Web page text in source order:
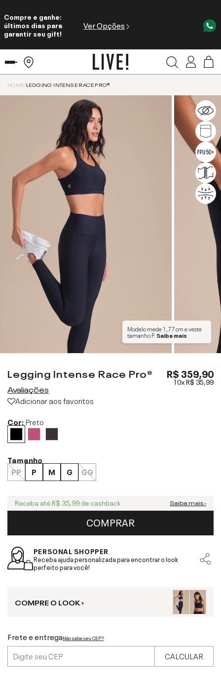
Compre e ganhe:
últimos dias para
garantir seu gift!
Ver Opções
HOME LEGGING INTENSE RACE PRO®
Modelo mede1,77 cme veste
tamanhoP. Saiba mais
Legging Intense Race Pro®
Avaliações
Adicionar aos favoritos
R$ 359,90
10xR$ 35,99
Cor:Preto
Tamanho
PP
P M G GG
Receba até R$ 35,99 de cashback Saiba mais ›
COMPRAR
PERSONAL SHOPPER
Receba ajuda personalizada para encontrar o look
perfeito para você!
COMPRE O LOOK ›
Frete e entregaNão sabe seu CEP?
CALCULAR